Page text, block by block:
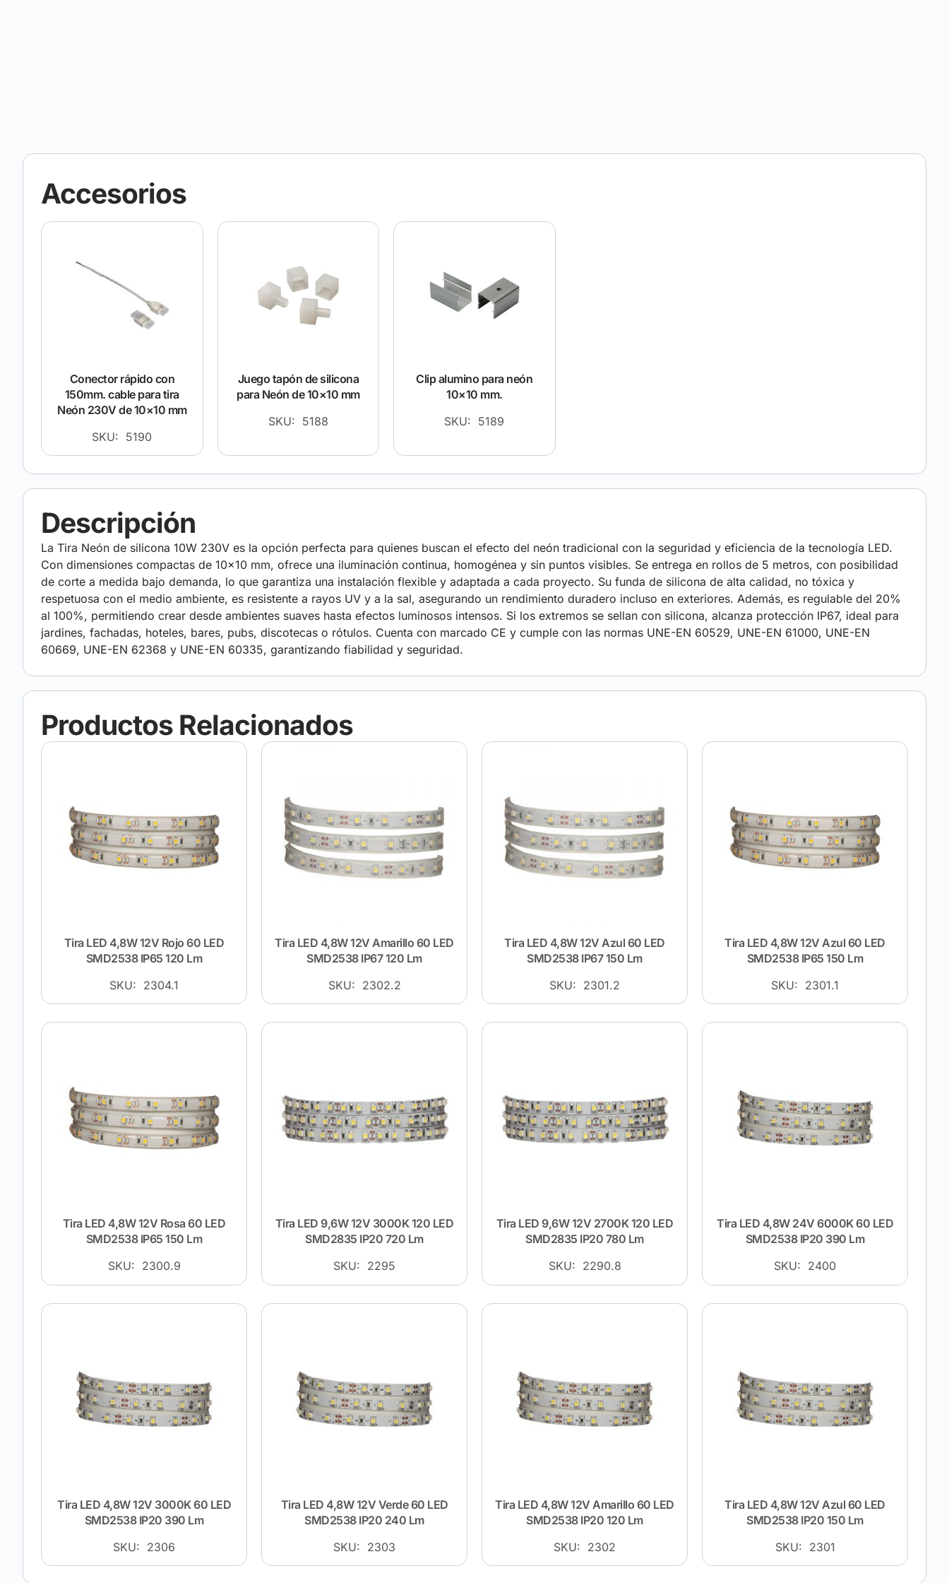
Accesorios
Conector rápido con
150mm. cable para tira
Neón 230V de 10×10 mm
SKU: 5190
Juego tapón de silicona
para Neón de 10×10 mm
SKU: 5188
Clip alumino para neón
10×10 mm.
SKU: 5189
Descripción
La Tira Neón de silicona 10W 230V es la opción perfecta para quienes buscan el efecto del neón tradicional con la seguridad y eficiencia de la tecnología LED.
Con dimensiones compactas de 10×10 mm, ofrece una iluminación continua, homogénea y sin puntos visibles. Se entrega en rollos de 5 metros, con posibilidad
de corte a medida bajo demanda, lo que garantiza una instalación flexible y adaptada a cada proyecto. Su funda de silicona de alta calidad, no tóxica y
respetuosa con el medio ambiente, es resistente a rayos UV y a la sal, asegurando un rendimiento duradero incluso en exteriores. Además, es regulable del 20%
al 100%, permitiendo crear desde ambientes suaves hasta efectos luminosos intensos. Si los extremos se sellan con silicona, alcanza protección IP67, ideal para
jardines, fachadas, hoteles, bares, pubs, discotecas o rótulos. Cuenta con marcado CE y cumple con las normas UNE-EN 60529, UNE-EN 61000, UNE-EN
60669, UNE-EN 62368 y UNE-EN 60335, garantizando fiabilidad y seguridad.
Productos Relacionados
Tira LED 4,8W 12V Rojo 60 LED
SMD2538 IP65 120 Lm
SKU: 2304.1
Tira LED 4,8W 12V Amarillo 60 LED
SMD2538 IP67 120 Lm
SKU: 2302.2
Tira LED 4,8W 12V Azul 60 LED
SMD2538 IP67 150 Lm
SKU: 2301.2
Tira LED 4,8W 12V Azul 60 LED
SMD2538 IP65 150 Lm
SKU: 2301.1
Tira LED 4,8W 12V Rosa 60 LED
SMD2538 IP65 150 Lm
SKU: 2300.9
Tira LED 9,6W 12V 3000K 120 LED
SMD2835 IP20 720 Lm
SKU: 2295
Tira LED 9,6W 12V 2700K 120 LED
SMD2835 IP20 780 Lm
SKU: 2290.8
Tira LED 4,8W 24V 6000K 60 LED
SMD2538 IP20 390 Lm
SKU: 2400
Tira LED 4,8W 12V 3000K 60 LED
SMD2538 IP20 390 Lm
SKU: 2306
Tira LED 4,8W 12V Verde 60 LED
SMD2538 IP20 240 Lm
SKU: 2303
Tira LED 4,8W 12V Amarillo 60 LED
SMD2538 IP20 120 Lm
SKU: 2302
Tira LED 4,8W 12V Azul 60 LED
SMD2538 IP20 150 Lm
SKU: 2301